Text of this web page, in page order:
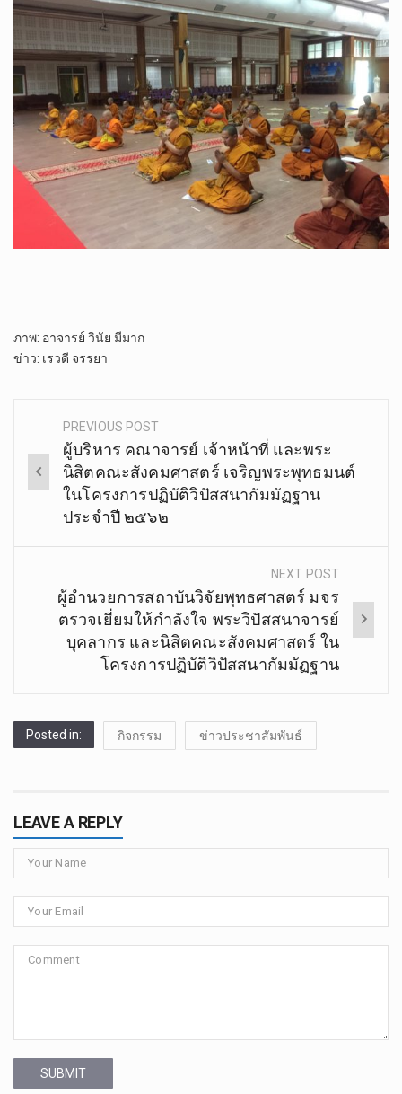
ภาพ​: อาจารย์​ วินัย​ มีมาก
ข่าว: เรวดี​ จรรยา
Post
navigation
PREVIOUS POST
ผู้บริหาร คณาจารย์ เจ้าหน้าที่ และพระ
นิสิตคณะสังคมศาสตร์ เจริญ​พระพุทธมนต์​
ในโครงการ​ปฏิบัติ​วิปัสสนา​กัมมัฏฐาน
ประจำปี ๒๕๖๒​
NEXT POST
ผู้​อำนวยการ​สถาบัน​วิจัยพุทธศาสตร์ มจร
ตรวจเยี่ยมให้กำลังใจ พระวิปัสสนาจารย์
บุคลากร และนิสิตคณะ​สังคม​ศาสตร์ ใน
โครงการ​ปฏิบัติ​วิปัสสนา​กัมมัฏฐาน​
Posted in: กิจกรรม ข่าวประชาสัมพันธ์
LEAVE A REPLY
SUBMIT